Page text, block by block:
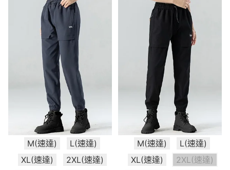
M(速達)
L(速達)
XL(速達)
2XL(速達)
M(速達)
L(速達)
XL(速達)
2XL(速達)